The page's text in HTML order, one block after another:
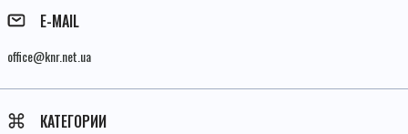
E-MAIL
office@knr.net.ua
КАТЕГОРИИ